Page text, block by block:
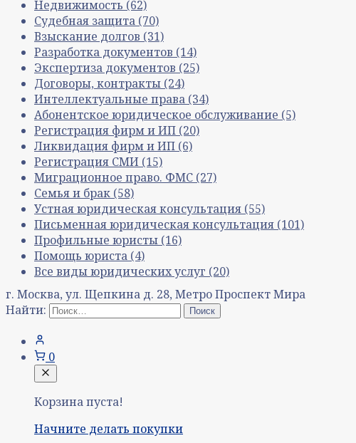
Недвижимость (62)
Судебная защита (70)
Взыскание долгов (31)
Разработка документов (14)
Экспертиза документов (25)
Договоры, контракты (24)
Интеллектуальные права (34)
Абонентское юридическое обслуживание (5)
Регистрация фирм и ИП (20)
Ликвидация фирм и ИП (6)
Регистрация СМИ (15)
Миграционное право. ФМС (27)
Семья и брак (58)
Устная юридическая консультация (55)
Письменная юридическая консультация (101)
Профильные юристы (16)
Помощь юриста (4)
Все виды юридических услуг (20)
г. Москва, ул. Щепкина д. 28, Метро Проспект Мира
Найти:
0
Корзина пуста!
Начните делать покупки